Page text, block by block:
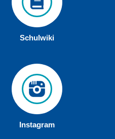
Schulwiki
Instagram